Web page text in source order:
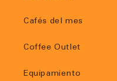
Cafés del mes
Coffee Outlet
Equipamiento